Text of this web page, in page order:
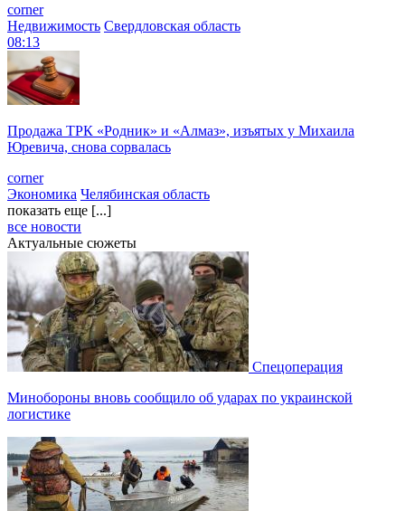
corner
Недвижимость Свердловская область
08:13
Продажа ТРК «Родник» и «Алмаз», изъятых у Михаила
Юревича, снова сорвалась
corner
Экономика Челябинская область
показать еще [...]
все новости
Актуальные сюжеты
Спецоперация
Минобороны вновь сообщило об ударах по украинской
логистике